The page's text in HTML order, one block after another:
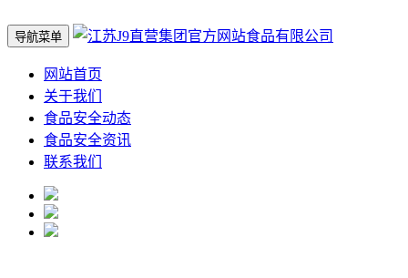
导航菜单
网站首页
关于我们
食品安全动态
食品安全资讯
联系我们